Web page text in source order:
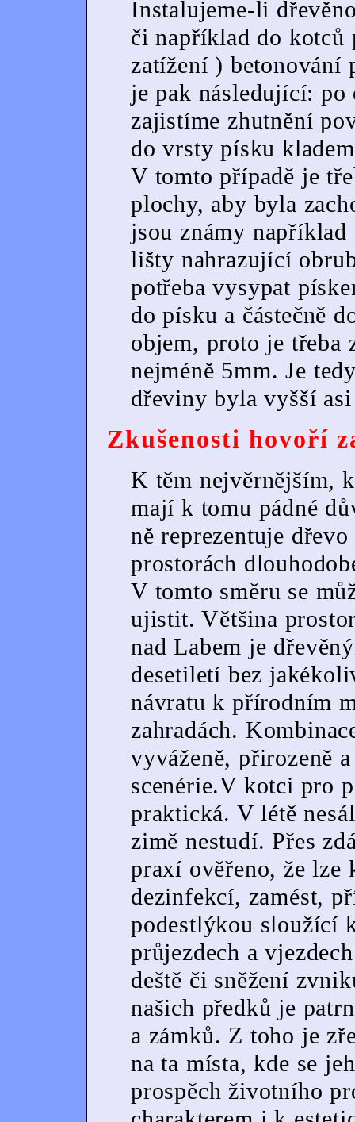
Instalujeme-li
či například do kotců
zatížení ) betonování
je pak následující:
zajistíme zhutnění
do vrsty písku
V tomto případě je
plochy, aby byla
jsou známy
lišty nahrazující
potřeba vysypat
do písku a částečně
objem, proto je třeba
nejméně 5mm. Je
dřeviny byla vyšší
Zkušenosti hovoří
K těm nejvěrnějším,
mají k tomu pádné
ně reprezentuje
prostorách
V tomto směru se
ujistit. Většina
nad Labem je
desetiletí bez
návratu k přírodním
zahradách.
vyváženě, přirozeně
scenérie.V kotci pro
praktická. V létě
zimě nestudí. Přes
praxí ověřeno, že
dezinfekcí, zamést,
podestlýkou sloužící
průjezdech a
deště či sněžení
našich předků je
a zámků. Z toho je
na ta místa, kde se
prospěch životního